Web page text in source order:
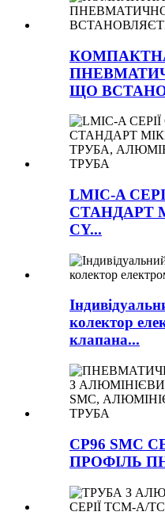
ЩО
LMIC-A
СТАНДАРТ
CY...
колектор
клапана...
CP96 SMC
ПРОФІЛЬ